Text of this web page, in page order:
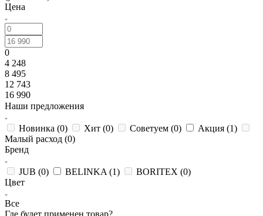
Цена
0
4 248
8 495
12 743
16 990
Наши предложения
Новинка (0) Хит (0) Советуем (0) Акция (1)
Малый расход (0)
Бренд
JUB (0) BELINKA (1) BORITEX (0)
Цвет
Все